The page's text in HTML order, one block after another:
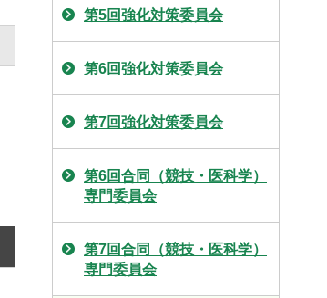
第5回強化対策委員会
第6回強化対策委員会
第7回強化対策委員会
第6回合同（競技・医科学）
専門委員会
第7回合同（競技・医科学）
専門委員会